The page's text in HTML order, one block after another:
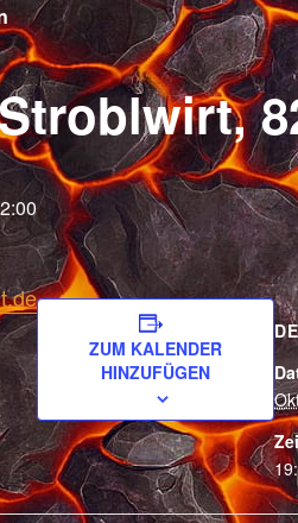
ZUM KALENDER
HINZUFÜGEN